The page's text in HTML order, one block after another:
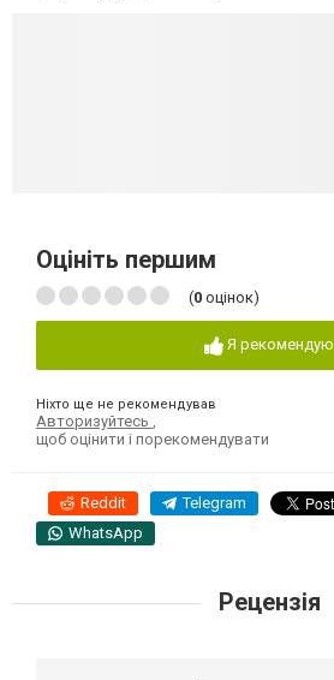
Оцініть першим
(0 оцінок)
Я рекомендую
Ніхто ще не рекомендував
Авторизуйтесь
щоб оцінити і порекомендувати
Reddit Telegram
WhatsApp
Рецензія